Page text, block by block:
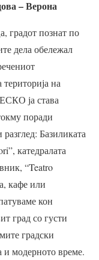
– Верона
градот познат по
дела обележал
на
ја става
поради
Базиликата
катедралата
“Teatro
кафе или
кон
град со густи
градски
и модерното време.